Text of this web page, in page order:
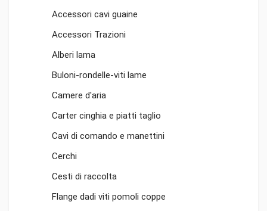
Accessori cavi guaine
Accessori Trazioni
Alberi lama
Buloni-rondelle-viti lame
Camere d'aria
Carter cinghia e piatti taglio
Cavi di comando e manettini
Cerchi
Cesti di raccolta
Flange dadi viti pomoli coppe